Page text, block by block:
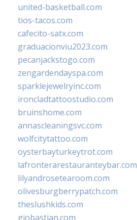
united-basketball.com
tios-tacos.com
cafecito-satx.com
graduacionviu2023.com
pecanjackstogo.com
zengardendayspa.com
sparklejewelryinc.com
ironcladtattoostudio.com
bruinshome.com
annascleaningsvc.com
wolfcitytattoo.com
oysterbayturkeytrot.com
lafronterarestauranteybar.com
lilyandrosetearoom.com
olivesburgberrypatch.com
theslushkids.com
giobastian.com